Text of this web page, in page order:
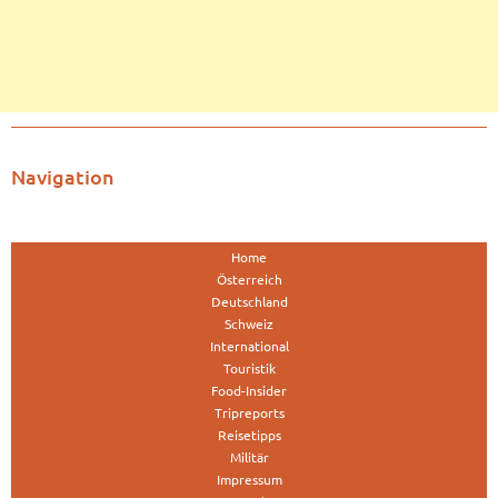
Navigation
Home
Österreich
Deutschland
Schweiz
International
Touristik
Food-Insider
Tripreports
Reisetipps
Militär
Impressum